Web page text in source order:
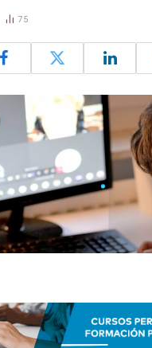
75